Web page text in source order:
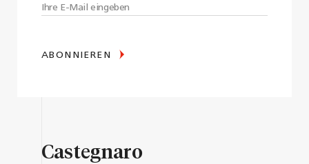
ABONNIEREN
Castegnaro